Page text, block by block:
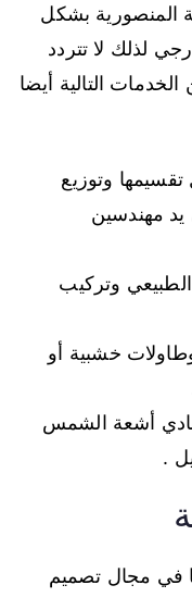
المنصورية بشكل
لذلك لا تتردد
الخدمات التالية أيضا
وتوزيع
يد مهندسين
وتركيب
خشبية أو
أشعة الشمس
.
في مجال تصميم